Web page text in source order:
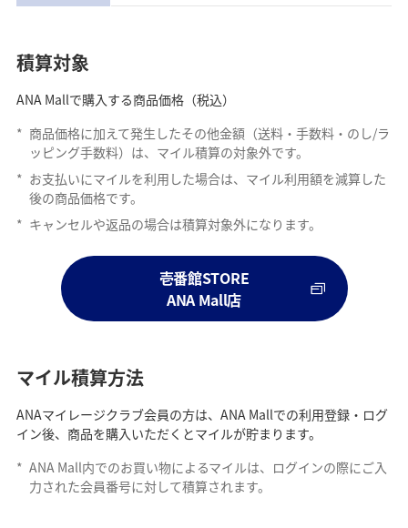
積算対象
ANA Mallで購入する商品価格（税込）
* 商品価格に加えて発生したその他金額（送料・手数料・のし/ラ
ッピング手数料）は、マイル積算の対象外です。
* お支払いにマイルを利用した場合は、マイル利用額を減算した
後の商品価格です。
* キャンセルや返品の場合は積算対象外になります。
壱番館STORE
ANA Mall店
マイル積算方法
ANAマイレージクラブ会員の方は、ANA Mallでの利用登録・ログ
イン後、商品を購入いただくとマイルが貯まります。
* ANA Mall内でのお買い物によるマイルは、ログインの際にご入
力された会員番号に対して積算されます。